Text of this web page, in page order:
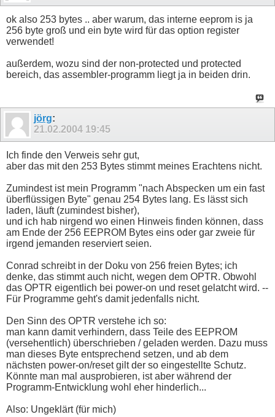
ok also 253 bytes .. aber warum, das interne eeprom is ja
256 byte groß und ein byte wird für das option register
verwendet!
außerdem, wozu sind der non-protected und protected
bereich, das assembler-programm liegt ja in beiden drin.
jörg:
21.02.2004 19:45
Ich finde den Verweis sehr gut,
aber das mit den 253 Bytes stimmt meines Erachtens nicht.
Zumindest ist mein Programm "nach Abspecken um ein fast
überflüssigen Byte" genau 254 Bytes lang. Es lässt sich
laden, läuft (zumindest bisher),
und ich hab nirgend wo einen Hinweis finden können, dass
am Ende der 256 EEPROM Bytes eins oder gar zweie für
irgend jemanden reserviert seien.
Conrad schreibt in der Doku von 256 freien Bytes; ich
denke, das stimmt auch nicht, wegen dem OPTR. Obwohl
das OPTR eigentlich bei power-on und reset gelatcht wird. --
Für Programme geht's damit jedenfalls nicht.
Den Sinn des OPTR verstehe ich so:
man kann damit verhindern, dass Teile des EEPROM
(versehentlich) überschrieben / geladen werden. Dazu muss
man dieses Byte entsprechend setzen, und ab dem
nächsten power-on/reset gilt der so eingestellte Schutz.
Könnte man mal ausprobieren, ist aber während der
Programm-Entwicklung wohl eher hinderlich...
Also: Ungeklärt (für mich)